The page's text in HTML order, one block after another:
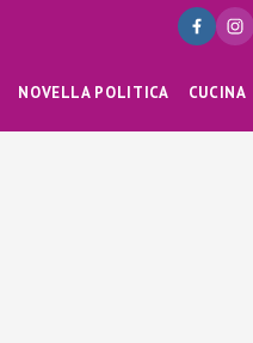
NOVELLA POLITICA CUCINA